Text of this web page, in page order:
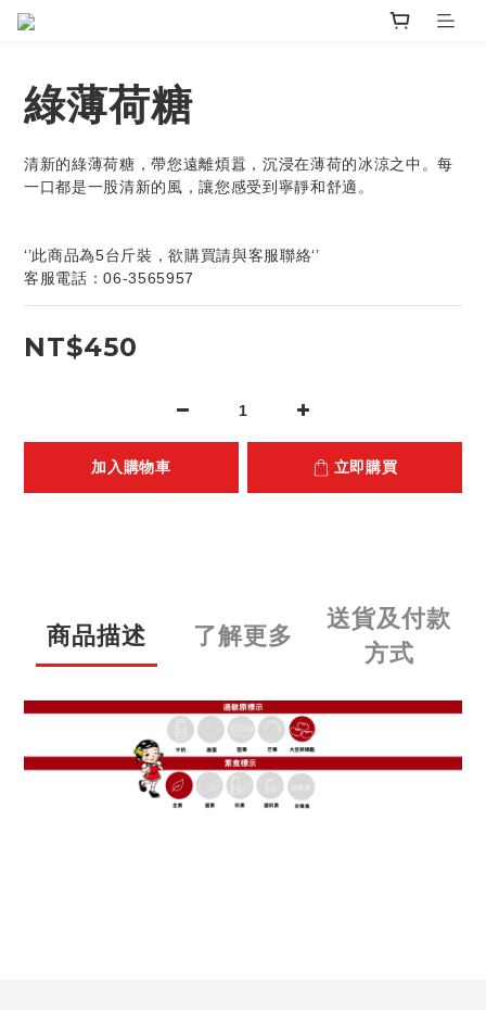
綠薄荷糖
清新的綠薄荷糖，帶您遠離煩囂，沉浸在薄荷的冰涼之中。每
一口都是一股清新的風，讓您感受到寧靜和舒適。
‘’此商品為5台斤裝，欲購買請與客服聯絡‘’
客服電話：06-3565957
NT$450
加入購物車 立即購買
商品描述 了解更多
送貨及付款
方式